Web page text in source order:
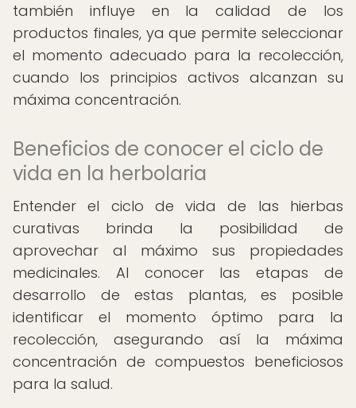
también influye en la calidad de los
productos finales, ya que permite seleccionar
el momento adecuado para la recolección,
cuando los principios activos alcanzan su
máxima concentración.
Beneficios de conocer el ciclo de
vida en la herbolaria
Entender el ciclo de vida de las hierbas
curativas brinda la posibilidad de
aprovechar al máximo sus propiedades
medicinales. Al conocer las etapas de
desarrollo de estas plantas, es posible
identificar el momento óptimo para la
recolección, asegurando así la máxima
concentración de compuestos beneficiosos
para la salud.